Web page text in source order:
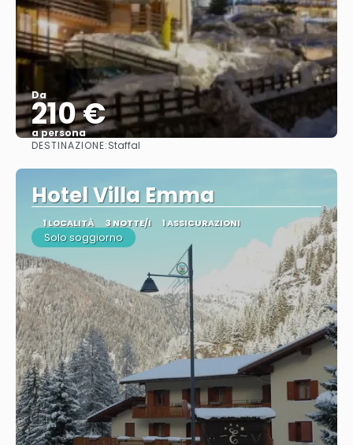
Da
210 €
a persona
DESTINAZIONE:Staffal
Hotel Villa Emma
1 LOCALITÀ 3 NOTTE/I 1 ASSICURAZIONI
Solo soggiorno